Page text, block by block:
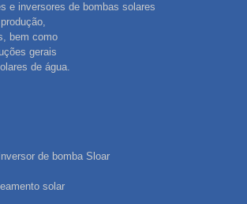
e inversores de bombas solares
bem como
gerais
de água.
Inversor de bomba Sloar
solar